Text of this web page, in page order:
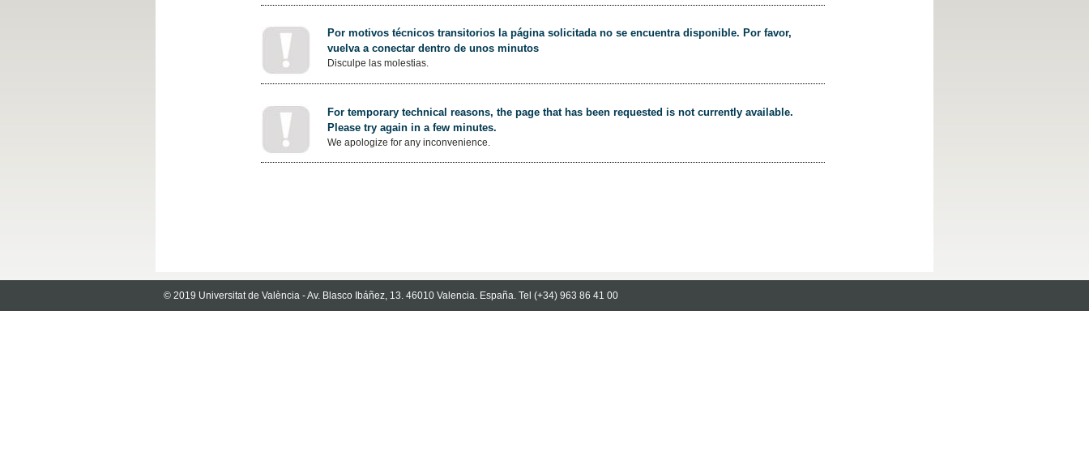
Por motivos técnicos transitorios la página solicitada no se encuentra disponible. Por favor,
vuelva a conectar dentro de unos minutos
Disculpe las molestias.
For temporary technical reasons, the page that has been requested is not currently available.
Please try again in a few minutes.
We apologize for any inconvenience.
© 2019 Universitat de València - Av. Blasco Ibáñez, 13. 46010 Valencia. España. Tel (+34) 963 86 41 00